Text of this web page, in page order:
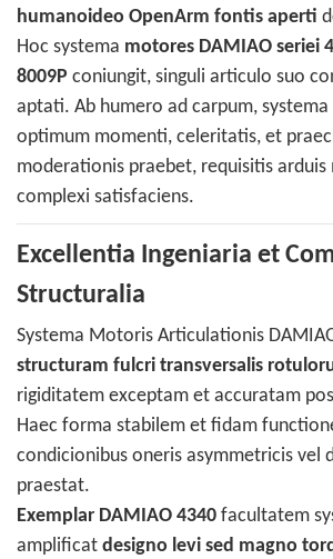
humanoideo OpenArm fontis aperti
Hoc systema motores DAMIAO seriei
8009P coniungit, singuli articulo suo
aptati. Ab humero ad carpum,
optimum momenti, celeritatis, et
moderationis praebet, requisitis
complexi satisfaciens.
Excellentia Ingeniaria et
Structuralia
Systema Motoris Articulationis
structuram fulcri transversalis
rigiditatem exceptam et accuratam
Haec forma stabilem et fidam
condicionibus oneris asymmetricis vel
praestat.
Exemplar DAMIAO 4340 facultatem
amplificat designo levi sed magno